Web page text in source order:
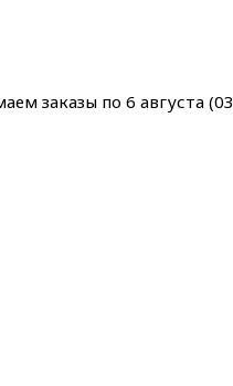
заказы по 6 августа (03